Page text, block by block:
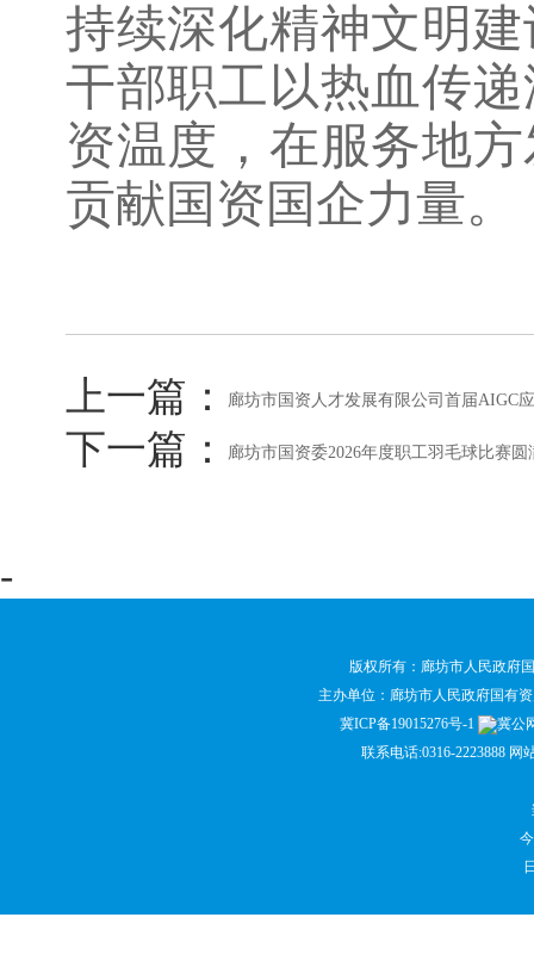
持续深化精神文明
干部职工以热血传
资温度， 在服务地
贡献国资国企力量。
上一篇： 廊坊市国资人才发展有限公司首届AIGC
下一篇： 廊坊市国资委2026年度职工羽毛球比赛
-
版权所有：廊坊市人民政府
主办单位：廊坊市人民政府国有
冀ICP备19015276号-1
冀公
联系电话:0316-2223888 网